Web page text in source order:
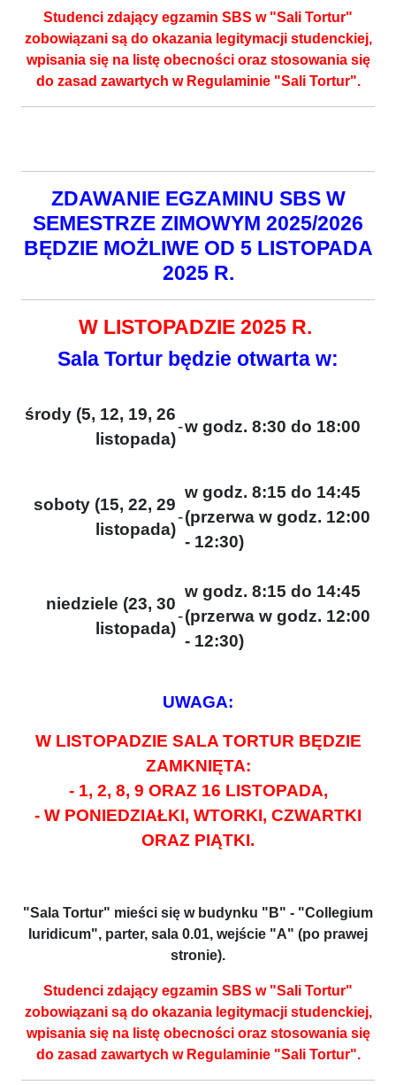
Studenci zdający egzamin SBS w "Sali Tortur"
zobowiązani są do okazania legitymacji studenckiej,
wpisania się na listę obecności oraz stosowania się
do zasad zawartych w Regulaminie "Sali Tortur".
ZDAWANIE EGZAMINU SBS W
SEMESTRZE ZIMOWYM 2025/2026
BĘDZIE MOŻLIWE OD 5 LISTOPADA
2025 R.
W LISTOPADZIE 2025 R.
Sala Tortur będzie otwarta w:
środy (5, 12, 19, 26
listopada)
-w godz. 8:30 do 18:00
soboty (15, 22, 29
listopada)
-
w godz. 8:15 do 14:45
(przerwa w godz. 12:00
- 12:30)
niedziele (23, 30
listopada)
-
w godz. 8:15 do 14:45
(przerwa w godz. 12:00
- 12:30)
UWAGA:
W LISTOPADZIE SALA TORTUR BĘDZIE
ZAMKNIĘTA:
- 1, 2, 8, 9 ORAZ 16 LISTOPADA,
- W PONIEDZIAŁKI, WTORKI, CZWARTKI
ORAZ PIĄTKI.
"Sala Tortur" mieści się w budynku "B" - "Collegium
Iuridicum", parter, sala 0.01, wejście "A" (po prawej
stronie).
Studenci zdający egzamin SBS w "Sali Tortur"
zobowiązani są do okazania legitymacji studenckiej,
wpisania się na listę obecności oraz stosowania się
do zasad zawartych w Regulaminie "Sali Tortur".